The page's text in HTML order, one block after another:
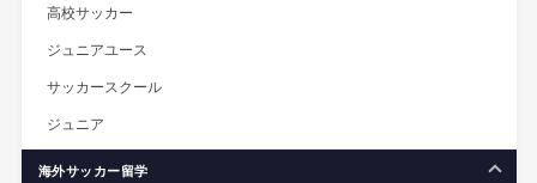
高校サッカー
ジュニアユース
サッカースクール
ジュニア
海外サッカー留学